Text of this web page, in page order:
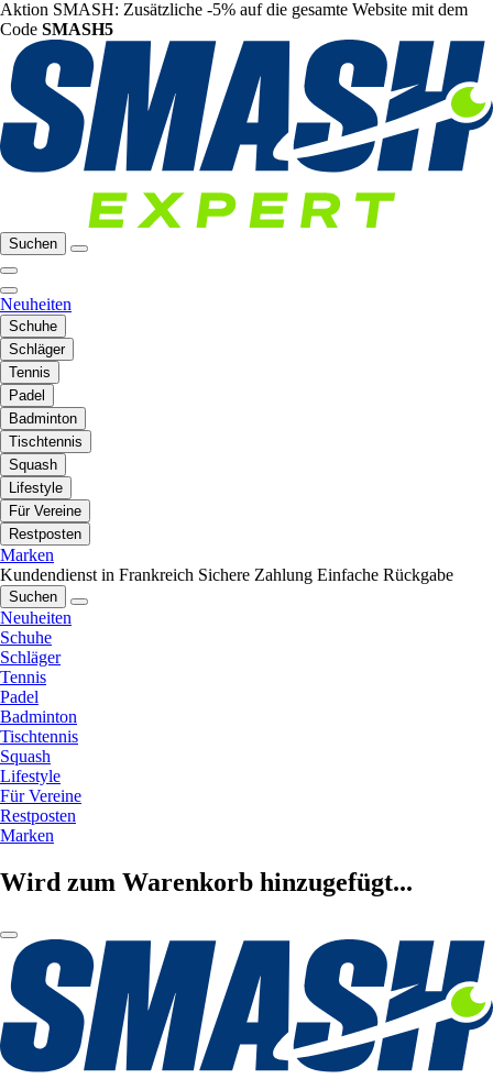
Aktion SMASH: Zusätzliche -5% auf die gesamte Website mit dem
Code SMASH5
Suchen
Neuheiten
Schuhe
Schläger
Tennis
Padel
Badminton
Tischtennis
Squash
Lifestyle
Für Vereine
Restposten
Marken
Kundendienst in Frankreich Sichere Zahlung Einfache Rückgabe
Suchen
Neuheiten
Schuhe
Schläger
Tennis
Padel
Badminton
Tischtennis
Squash
Lifestyle
Für Vereine
Restposten
Marken
Wird zum Warenkorb hinzugefügt...